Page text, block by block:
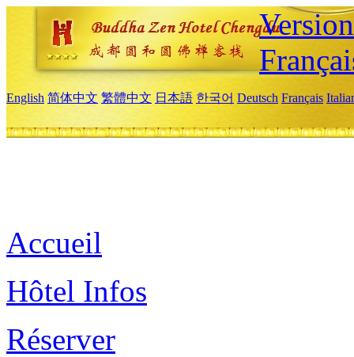
English 简体中文 繁體中文 日本語 한국어 Deutsch Français
Accueil
Hôtel Infos
Réserver